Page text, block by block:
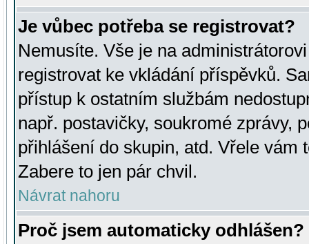
Je vůbec potřeba se registrovat?
Nemusíte. Vše je na
registrovat ke vkládání příspěvků.
přístup k ostatním službám
např. postavičky, soukromé zprávy,
přihlášení do skupin, atd. Vřele vám
Zabere to jen pár chvil.
Návrat nahoru
Proč jsem automaticky odhlášen?